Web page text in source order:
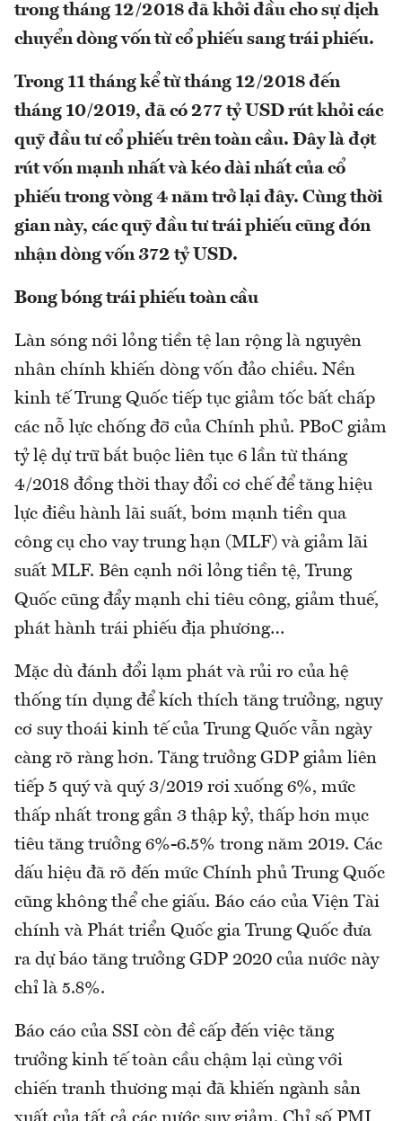
trong tháng 12/2018 đã khởi đầu cho sự dịch
chuyển dòng vốn từ cổ phiếu sang trái phiếu.
Trong 11 tháng kể từ tháng 12/2018 đến
tháng 10/2019, đã có 277 tỷ USD rút khỏi các
quỹ đầu tư cổ phiếu trên toàn cầu. Đây là đợt
rút vốn mạnh nhất và kéo dài nhất của cổ
phiếu trong vòng 4 năm trở lại đây. Cùng thời
gian này, các quỹ đầu tư trái phiếu cũng đón
nhận dòng vốn 372 tỷ USD.
Bong bóng trái phiếu toàn cầu
Làn sóng nới lỏng tiền tệ lan rộng là nguyên
nhân chính khiến dòng vốn đảo chiều. Nền
kinh tế Trung Quốc tiếp tục giảm tốc bất chấp
các nỗ lực chống đỡ của Chính phủ. PBoC giảm
tỷ lệ dự trữ bắt buộc liên tục 6 lần từ tháng
4/2018 đồng thời thay đổi cơ chế để tăng hiệu
lực điều hành lãi suất, bơm mạnh tiền qua
công cụ cho vay trung hạn (MLF) và giảm lãi
suất MLF. Bên cạnh nới lỏng tiền tệ, Trung
Quốc cũng đẩy mạnh chi tiêu công, giảm thuế,
phát hành trái phiếu địa phương…
Mặc dù đánh đổi lạm phát và rủi ro của hệ
thống tín dụng để kích thích tăng trưởng, nguy
cơ suy thoái kinh tế của Trung Quốc vẫn ngày
càng rõ ràng hơn. Tăng trưởng GDP giảm liên
tiếp 5 quý và quý 3/2019 rơi xuống 6%, mức
thấp nhất trong gần 3 thập kỷ, thấp hơn mục
tiêu tăng trưởng 6%-6.5% trong năm 2019. Các
dấu hiệu đã rõ đến mức Chính phủ Trung Quốc
cũng không thể che giấu. Báo cáo của Viện Tài
chính và Phát triển Quốc gia Trung Quốc đưa
ra dự báo tăng trưởng GDP 2020 của nước này
chỉ là 5.8%.
Báo cáo của SSI còn đề cấp đến việc tăng
trưởng kinh tế toàn cầu chậm lại cùng với
chiến tranh thương mại đã khiến ngành sản